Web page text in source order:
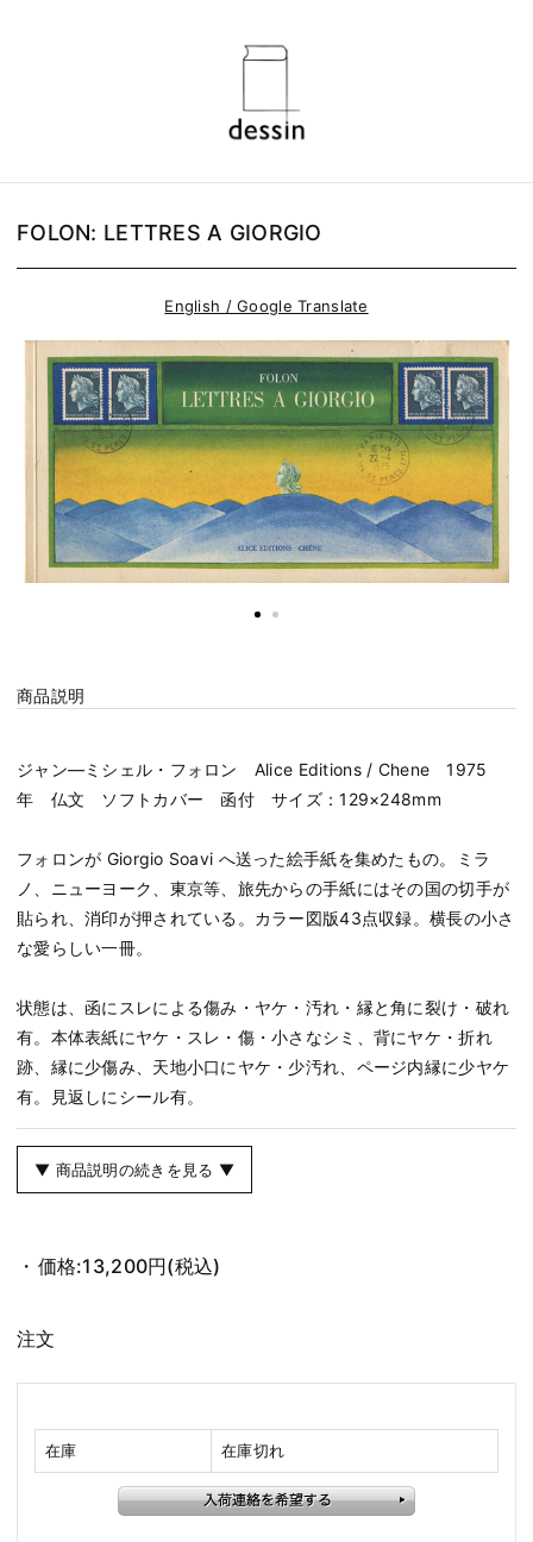
FOLON: LETTRES A GIORGIO
English / Google Translate
商品説明
ジャン―ミシェル・フォロン Alice Editions / Chene 1975
年 仏文 ソフトカバー 函付 サイズ：129×248mm
フォロンが Giorgio Soavi へ送った絵手紙を集めたもの。ミラ
ノ、ニューヨーク、東京等、旅先からの手紙にはその国の切手が
貼られ、消印が押されている。カラー図版43点収録。横長の小さ
な愛らしい一冊。
状態は、函にスレによる傷み・ヤケ・汚れ・縁と角に裂け・破れ
有。本体表紙にヤケ・スレ・傷・小さなシミ、背にヤケ・折れ
跡、縁に少傷み、天地小口にヤケ・少汚れ、ページ内縁に少ヤケ
有。見返しにシール有。
▼ 商品説明の続きを見る ▼
価格:13,200円(税込)
注文
在庫 在庫切れ